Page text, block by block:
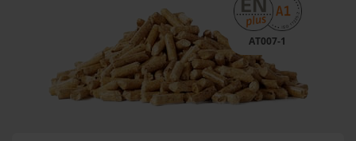
AT007-1